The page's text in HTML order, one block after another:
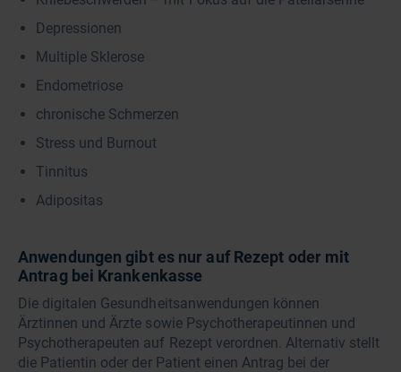
Depressionen
Multiple Sklerose
Endometriose
chronische Schmerzen
Stress und Burnout
Tinnitus
Adipositas
Anwendungen gibt es nur auf Rezept oder mit
Antrag bei Krankenkasse
Die digitalen Gesundheitsanwendungen können
Ärztinnen und Ärzte sowie Psychotherapeutinnen und
Psychotherapeuten auf Rezept verordnen. Alternativ stellt
die Patientin oder der Patient einen Antrag bei der